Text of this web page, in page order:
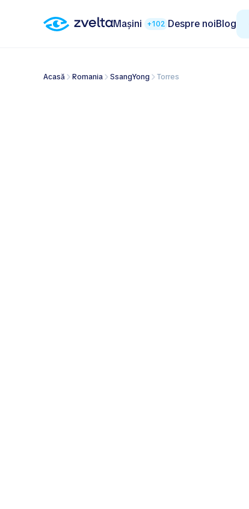
Mașini +102 Despre noiBlog
Acasă Romania SsangYong Torres